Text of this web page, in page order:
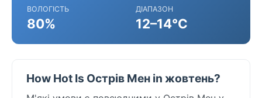
ВОЛОГІСТЬ
80%
ДІАПАЗОН
12–14°C
How Hot Is Острів Мен in жовтень?